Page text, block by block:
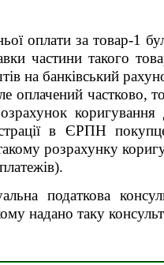
оплати за товар-1
частини такого
на банківський
оплачений частково,
в ЄРПН
розрахунку
податкова
надано таку